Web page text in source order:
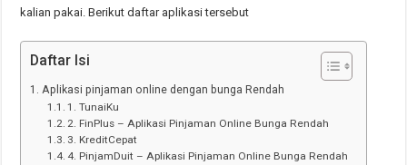
kalian pakai. Berikut daftar aplikasi tersebut
Daftar Isi
Aplikasi pinjaman online dengan bunga Rendah
1. TunaiKu
2. FinPlus – Aplikasi Pinjaman Online Bunga Rendah
3. KreditCepat
4. PinjamDuit – Aplikasi Pinjaman Online Bunga Rendah